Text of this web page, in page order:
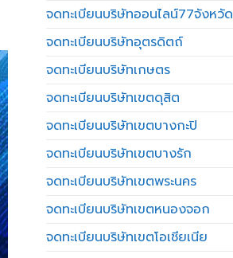
จดทะเบียนบริษัทออนไลน์77จังหวัด
จดทะเบียนบริษัทอุตรดิตถ์
จดทะเบียนบริษัทเกษตร
จดทะเบียนบริษัทเขตดุสิต
จดทะเบียนบริษัทเขตบางกะปิ
จดทะเบียนบริษัทเขตบางรัก
จดทะเบียนบริษัทเขตพระนคร
จดทะเบียนบริษัทเขตหนองจอก
จดทะเบียนบริษัทเขตโอเชียเนีย